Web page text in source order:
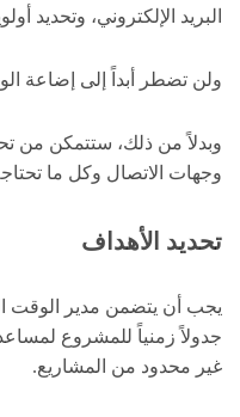
البريد الإلكتروني، وتحديد
ولن تضطر أبداً إلى إضاعة
وبدلاً من ذلك، ستتمكن من
وجهات الاتصال وكل ما
تحديد الأهداف
يجب أن يتضمن مدير الوقت
جدولاً زمنياً للمشروع
غير محدود من المشاريع.